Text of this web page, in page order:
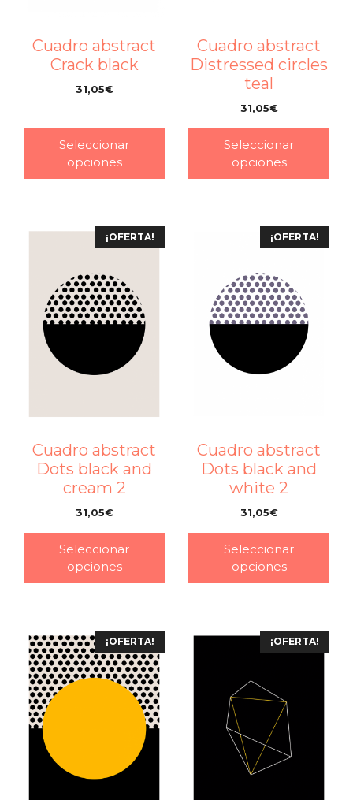
Cuadro abstract
Crack black
31,05€
Seleccionar
opciones
Cuadro abstract
Distressed circles
teal
31,05€
Seleccionar
opciones
¡OFERTA!
Cuadro abstract
Dots black and
cream 2
31,05€
Seleccionar
opciones
¡OFERTA!
Cuadro abstract
Dots black and
white 2
31,05€
Seleccionar
opciones
¡OFERTA! ¡OFERTA!